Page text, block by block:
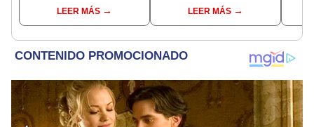
17 2026LEER MÁS LEER MÁS